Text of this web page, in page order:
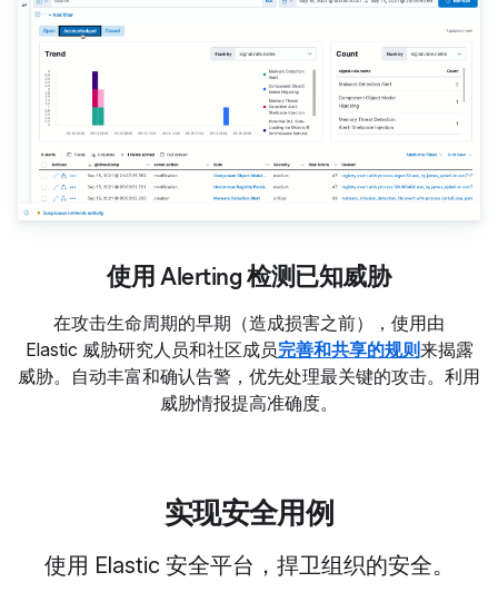
使用 Alerting 检测已知威胁
在攻击生命周期的早期（造成损害之前），使用由
Elastic 威胁研究人员和社区成员完善和共享的规则来揭露
威胁。自动丰富和确认告警，优先处理最关键的攻击。利用
威胁情报提高准确度。
实现安全用例
使用 Elastic 安全平台，捍卫组织的安全。